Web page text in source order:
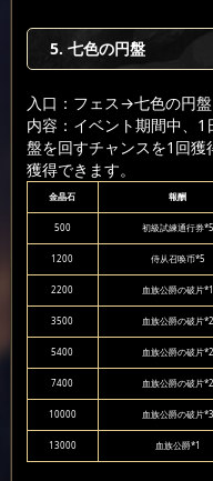
5. 七色の円盤
入口：フェス→七色の円盤
内容：イベント期間中、
盤を回すチャンスを1回
獲得できます。
金晶石 報酬
500 初級試練通行券*5
1200 侍从召唤币*5
2200 血族公爵の破片*1
3500 血族公爵の破片*2
5400 血族公爵の破片*2
7400 血族公爵の破片*2
10000 血族公爵の破片*3
13000 血族公爵*1